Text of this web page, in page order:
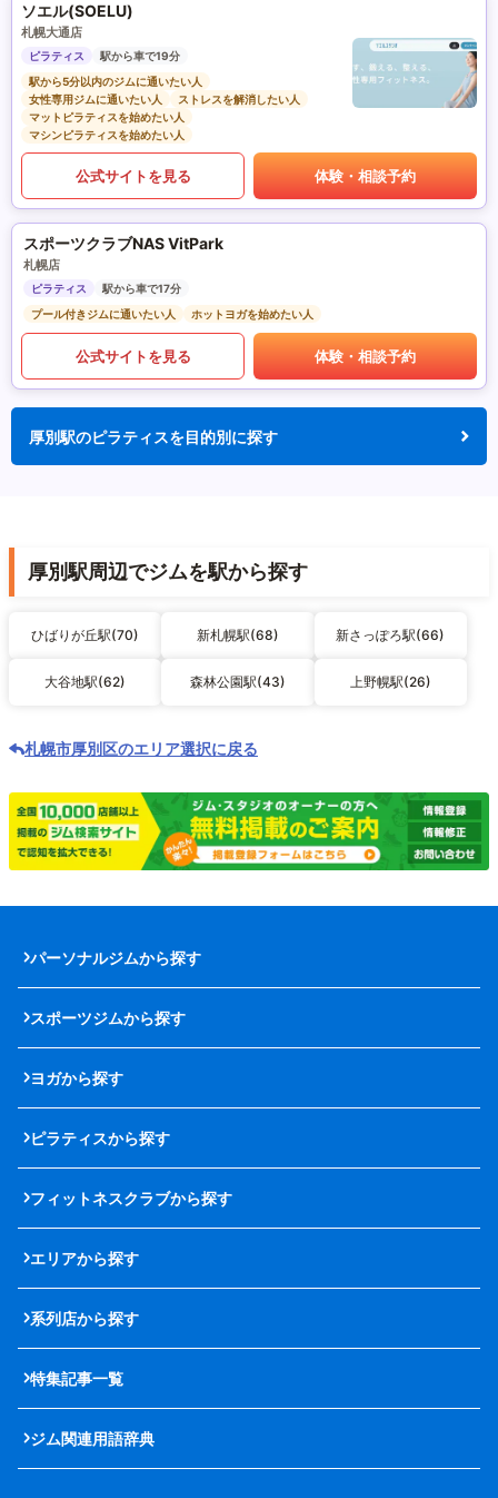
ソエル(SOELU)
札幌大通店
ピラティス
駅から車で19分
駅から5分以内のジムに通いたい人
女性専用ジムに通いたい人
ストレスを解消したい人
マットピラティスを始めたい人
マシンピラティスを始めたい人
公式サイトを見る 体験・相談予約
スポーツクラブNAS VitPark
札幌店
ピラティス
駅から車で17分
プール付きジムに通いたい人
ホットヨガを始めたい人
公式サイトを見る 体験・相談予約
厚別駅のピラティスを目的別に探す
厚別駅周辺でジムを駅から探す
ひばりが丘駅(70) 新札幌駅(68) 新さっぽろ駅(66)
大谷地駅(62) 森林公園駅(43) 上野幌駅(26)
札幌市厚別区のエリア選択に戻る
パーソナルジムから探す
スポーツジムから探す
ヨガから探す
ピラティスから探す
フィットネスクラブから探す
エリアから探す
系列店から探す
特集記事一覧
ジム関連用語辞典